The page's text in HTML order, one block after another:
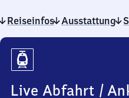
Reiseinfos Ausstattung
Reiseinfos
Live Abfahrt /